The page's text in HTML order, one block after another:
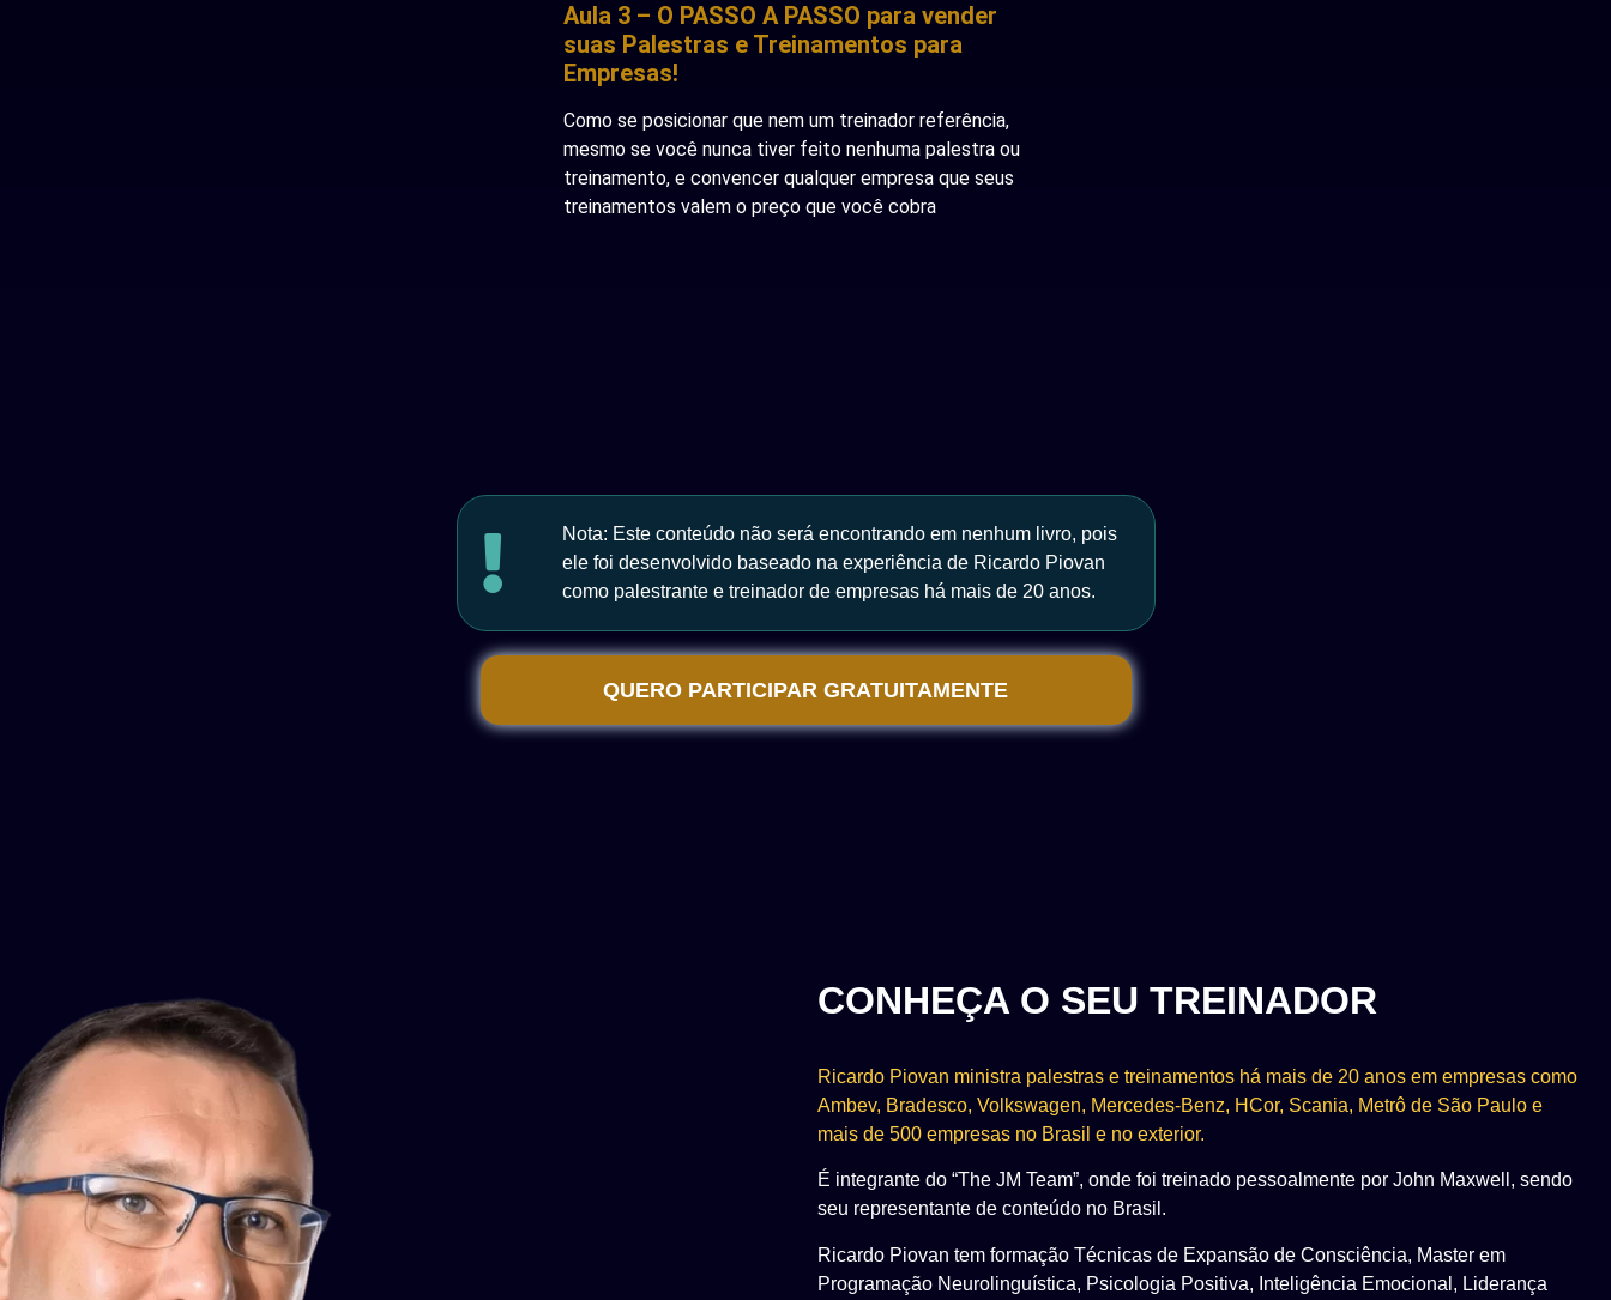
Aula 3 – O PASSO A PASSO para vender
suas Palestras e Treinamentos para
Empresas!
Como se posicionar que nem um treinador referência,
mesmo se você nunca tiver feito nenhuma palestra ou
treinamento, e convencer qualquer empresa que seus
treinamentos valem o preço que você cobra
Nota: Este conteúdo não será encontrando em nenhum livro, pois
ele foi desenvolvido baseado na experiência de Ricardo Piovan
como palestrante e treinador de empresas há mais de 20 anos.
QUERO PARTICIPAR GRATUITAMENTE
CONHEÇA O SEU TREINADOR​
Ricardo Piovan ministra palestras e treinamentos há mais de 20 anos em empresas como
Ambev, Bradesco, Volkswagen, Mercedes-Benz, HCor, Scania, Metrô de São Paulo e
mais de 500 empresas no Brasil e no exterior.
É integrante do “The JM Team”, onde foi treinado pessoalmente por John Maxwell, sendo
seu representante de conteúdo no Brasil.
Ricardo Piovan tem formação Técnicas de Expansão de Consciência, Master em
Programação Neurolinguística, Psicologia Positiva, Inteligência Emocional, Liderança